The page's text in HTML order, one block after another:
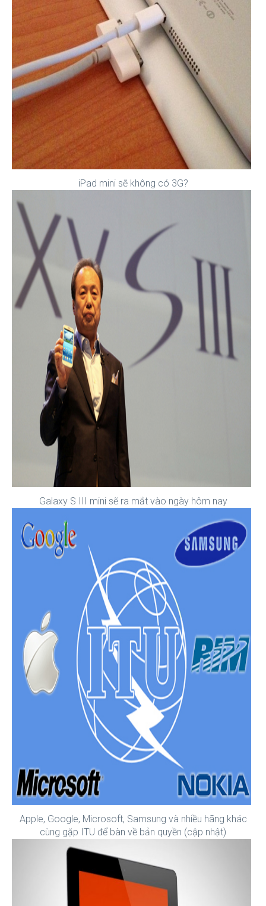
iPad mini sẽ không có 3G?
Galaxy S III mini sẽ ra mắt vào ngày hôm nay
Apple, Google, Microsoft, Samsung và nhiều hãng khác
cùng gặp ITU để bàn về bản quyền (cập nhật)